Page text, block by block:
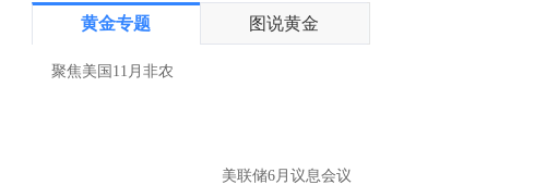
以多吗？
让大家第一时间获取最新策略和实时指
匿名网友-中金在线手机网：
黄金多，看到什
黄金专题 图说黄金
聚焦美国11月非农
美联储6月议息会议